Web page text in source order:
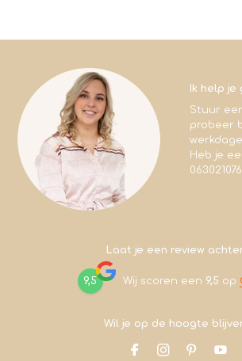
Ik help je
Stuur
probeer
Heb je
Laat je een review
9,5 Wij scoren een 9,5 op
Wil je op de hoogte